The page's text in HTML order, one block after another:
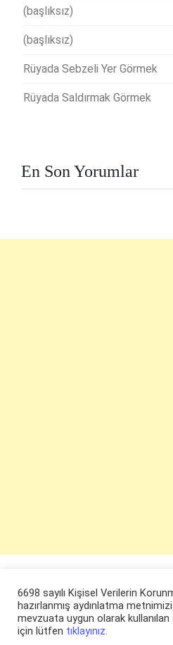
(başlıksız)
(başlıksız)
Rüyada Sebzeli Yer Görmek
Rüyada Saldırmak Görmek
En Son Yorumlar
6698 sayılı Kişisel Verilerin
hazırlanmış aydınlatma
mevzuata uygun olarak
için lütfen tıklayınız.